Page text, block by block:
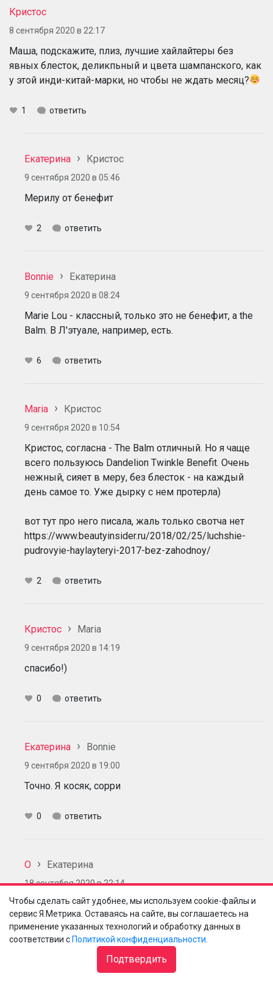
Кристос
8 сентября 2020 в 22:17
Маша, подскажите, плиз, лучшие хайлайтеры без
явных блесток, деликпьный и цвета шампанского, как
у этой инди-китай-марки, но чтобы не ждать месяц?
1 ответить
Екатерина Кристос
9 сентября 2020 в 05:46
Мерилу от бенефит
2 ответить
Bonnie Екатерина
9 сентября 2020 в 08:24
Marie Lou - классный, только это не бенефит, а the
Balm. В Л'этуале, например, есть.
6 ответить
Maria Кристос
9 сентября 2020 в 10:54
Кристос, согласна - The Balm отличный. Но я чаще
всего пользуюсь Dandelion Twinkle Benefit. Очень
нежный, сияет в меру, без блесток - на каждый
день самое то. Уже дырку с нем протерла)
вот тут про него писала, жаль только свотча нет
https://www.beautyinsider.ru/2018/02/25/luchshie-
pudrovyie-haylayteryi-2017-bez-zahodnoy/
2 ответить
Кристос Maria
9 сентября 2020 в 14:19
спасибо!)
0 ответить
Екатерина Bonnie
9 сентября 2020 в 19:00
Точно. Я косяк, сорри
0 ответить
О Екатерина
18 сентября 2020 в 22:14
Мм, Мери Лу вроде не очень деликатный хайлайтер
- ну блестки там будут все же видны. Даже не
знаю, что взамен посоветовать - возможно, что-то
от Hourglass, у них самые опупенные текстуры. Я
люблю их Dim Light в роли хайлайтера, но я люблю
прям суперделикатнейшие, чтобы просто чутка
Чтобы сделать сайт удобнее, мы используем cookie-файлы и
сервис Я.Метрика. Оставаясь на сайте, вы соглашаетесь на
применение указанных технологий и обработку данных в
соответствии с Политикой конфиденциальности
Подтвердить